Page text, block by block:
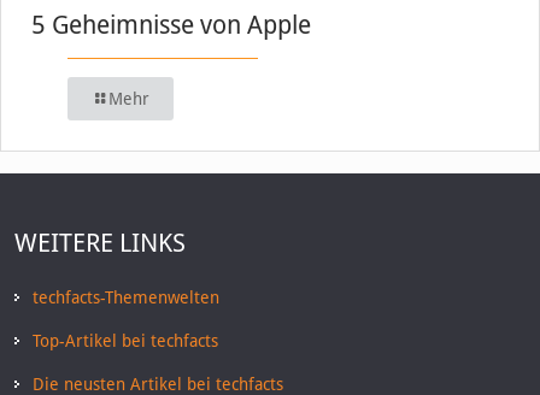
5 Geheimnisse von Apple
Mehr
WEITERE LINKS
techfacts-Themenwelten
Top-Artikel bei techfacts
Die neusten Artikel bei techfacts